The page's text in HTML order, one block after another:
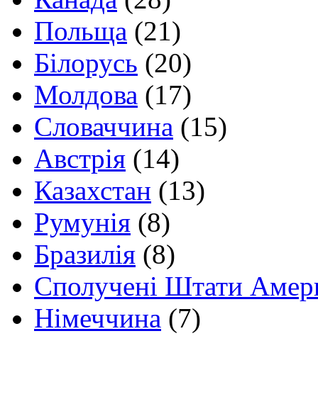
Польща (21)
Білорусь (20)
Молдова (17)
Словаччина (15)
Австрія (14)
Казахстан (13)
Румунія (8)
Бразилія (8)
Сполучені Штати
Німеччина (7)